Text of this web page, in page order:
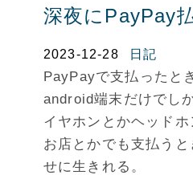
深夜にPayPay
2023-12-28 日記
PayPayで支払ったと
android端末だけでし
イヤホンとかヘッド
お店とかでも支払う
せに生きれる。